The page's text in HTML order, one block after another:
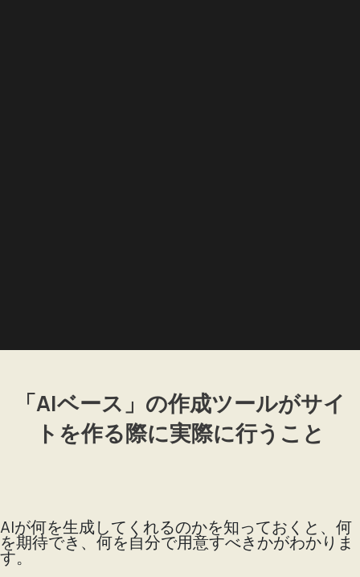
「AIベース」の作成ツールがサイ
トを作る際に実際に行うこと
AIが何を生成してくれるのかを知っておくと、何
を期待でき、何を自分で用意すべきかがわかりま
す。